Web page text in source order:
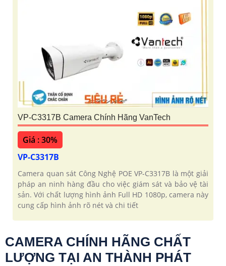
VP-C3317B Camera Chính Hãng VanTech
Giá : 30%
VP-C3317B
Camera quan sát Công Nghệ POE VP-C3317B là một giải
pháp an ninh hàng đầu cho việc giám sát và bảo vệ tài
sản. Với chất lượng hình ảnh Full HD 1080p, camera này
cung cấp hình ảnh rõ nét và chi tiết
CAMERA CHÍNH HÃNG CHẤT
LƯỢNG TẠI AN THÀNH PHÁT